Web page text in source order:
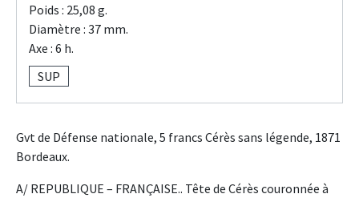
Poids : 25,08 g.
Diamètre : 37 mm.
Axe : 6 h.
SUP
Gvt de Défense nationale, 5 francs Cérès sans légende, 1871
Bordeaux.
A/ REPUBLIQUE – FRANÇAISE.. Tête de Cérès couronnée à